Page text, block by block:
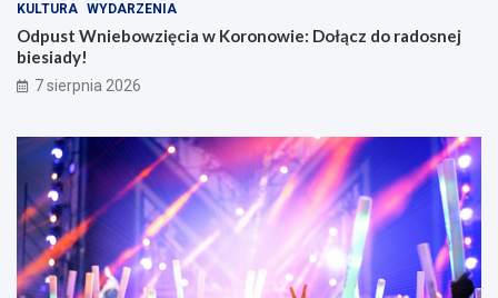
KULTURA WYDARZENIA
Odpust Wniebowzięcia w Koronowie: Dołącz do radosnej
biesiady!
7 sierpnia 2026